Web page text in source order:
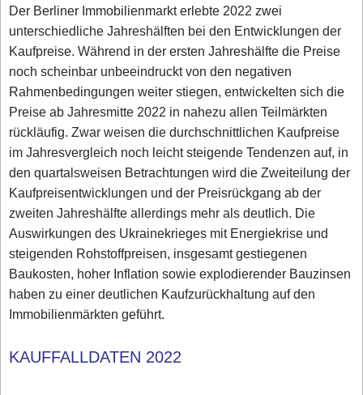
Der Berliner Immobilienmarkt erlebte 2022 zwei
unterschiedliche Jahreshälften bei den Entwicklungen der
Kaufpreise. Während in der ersten Jahreshälfte die Preise
noch scheinbar unbeeindruckt von den negativen
Rahmenbedingungen weiter stiegen, entwickelten sich die
Preise ab Jahresmitte 2022 in nahezu allen Teilmärkten
rückläufig. Zwar weisen die durchschnittlichen Kaufpreise
im Jahresvergleich noch leicht steigende Tendenzen auf, in
den quartalsweisen Betrachtungen wird die Zweiteilung der
Kaufpreisentwicklungen und der Preisrückgang ab der
zweiten Jahreshälfte allerdings mehr als deutlich. Die
Auswirkungen des Ukrainekrieges mit Energiekrise und
steigenden Rohstoffpreisen, insgesamt gestiegenen
Baukosten, hoher Inflation sowie explodierender Bauzinsen
haben zu einer deutlichen Kaufzurückhaltung auf den
Immobilienmärkten geführt.
KAUFFALLDATEN 2022